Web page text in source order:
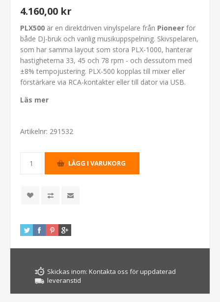
4.160,00 kr
PLX500 är en direktdriven vinylspelare från Pioneer för
både DJ-bruk och vanlig musikuppspelning. Skivspelaren,
som har samma layout som stora PLX-1000, hanterar
hastigheterna 33, 45 och 78 rpm - och dessutom med
±8% tempojustering. PLX-500 kopplas till mixer eller
förstärkare via RCA-kontakter eller till dator via USB.
Läs mer
Artikelnr: 291532
Skickas inom: Kontakta oss för uppdaterad
leveranstid